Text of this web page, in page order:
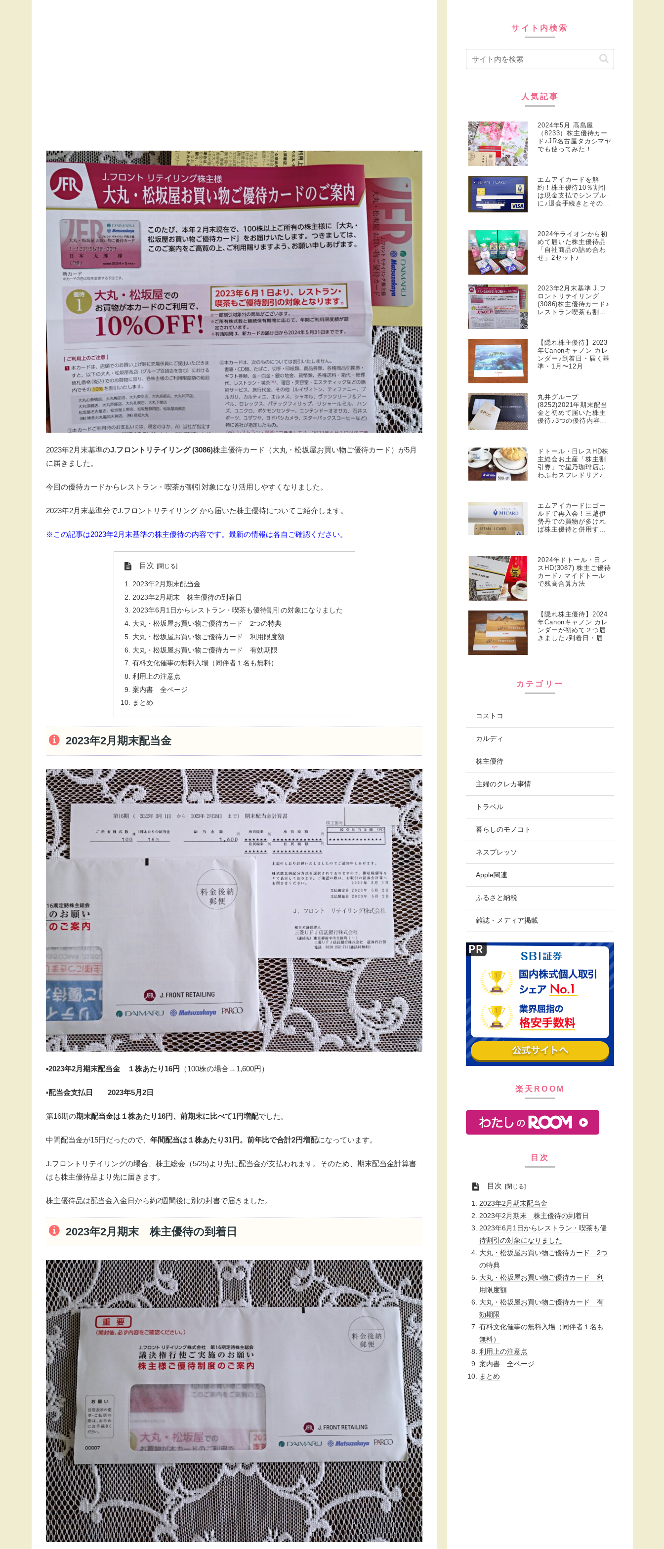
2023年2月末基準のJ.フロントリテイリング (3086)株主優待カード（大丸・松坂屋お買い物ご優待カード）が5月
に届きました。
今回の優待カードからレストラン・喫茶が割引対象になり活用しやすくなりました。
2023年2月末基準分でJ.フロントリテイリング から届いた株主優待についてご紹介します。
※この記事は2023年2月末基準の株主優待の内容です。最新の情報は各自ご確認ください。
目次
2023年2月期末配当金
2023年2月期末 株主優待の到着日
2023年6月1日からレストラン・喫茶も優待割引の対象になりました
大丸・松坂屋お買い物ご優待カード 2つの特典
大丸・松坂屋お買い物ご優待カード 利用限度額
大丸・松坂屋お買い物ご優待カード 有効期限
有料文化催事の無料入場（同伴者１名も無料）
利用上の注意点
案内書 全ページ
まとめ
2023年2月期末配当金
▪️2023年2月期末配当金 １株あたり16円 （100株の場合→1,600円）
▪️配当金支払日 2023年5月2日
第16期の期末配当金は１株あたり16円、前期末に比べて1円増配でした。
中間配当金が15円だったので、 年間配当は１株あたり31円。前年比で合計2円増配になっています。
J.フロントリテイリングの場合、株主総会（5/25)より先に配当金が支払われます。そのため、期末配当金計算書
はも株主優待品より先に届きます。
株主優待品は配当金入金日から約2週間後に別の封書で届きました。
2023年2月期末 株主優待の到着日
サイト内検索
人気記事
2024年5月 高島屋
（8233）株主優待カー
ド♪JR名古屋タカシマヤ
でも使ってみた！
エムアイカードを解
約！株主優待10％割引
は現金支払でシンプル
に♪退会手続きとその後
2024年ライオンから初
めて届いた株主優待品
「自社商品の詰め合わ
せ」2セット♪
2023年2月末基準 J.フ
ロントリテイリング
(3086)株主優待カード♪
レストラン喫茶も割引
【隠れ株主優待】2023
年Canonキャノン カレ
ンダー♪到着日・届く基
準・1月〜12月
丸井グループ
(8252)2021年期末配当
金と初めて届いた株主
優待♪3つの優待内容＆
ドトール・日レスHD株
主総会お土産「株主割
引券」で星乃珈琲店ふ
わふわスフレドリア♪
エムアイカードにゴー
ルドで再入会！三越伊
勢丹での買物が多けれ
ば株主優待と併用する
2024年ドトール・日レ
スHD(3087) 株主ご優待
カード♪ マイドトール
で残高合算方法
【隠れ株主優待】2024
年Canonキャノン カレ
ンダーが初めて２つ届
きました♪到着日・届く
カテゴリー
コストコ
カルディ
株主優待
主婦のクレカ事情
トラベル
暮らしのモノコト
ネスプレッソ
Apple関連
ふるさと納税
雑誌・メディア掲載
楽天ROOM
目次
目次
2023年2月期末配当金
2023年2月期末 株主優待の到着日
2023年6月1日からレストラン・喫茶も優
待割引の対象になりました
大丸・松坂屋お買い物ご優待カード 2つ
の特典
大丸・松坂屋お買い物ご優待カード 利
用限度額
大丸・松坂屋お買い物ご優待カード 有
効期限
有料文化催事の無料入場（同伴者１名も
無料）
利用上の注意点
案内書 全ページ
まとめ